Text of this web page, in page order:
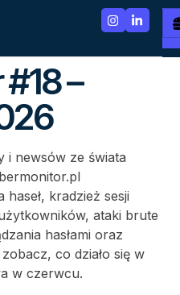
–
kradzież sesji
ataki brute
hasłami oraz
co działo się w
w czerwcu.